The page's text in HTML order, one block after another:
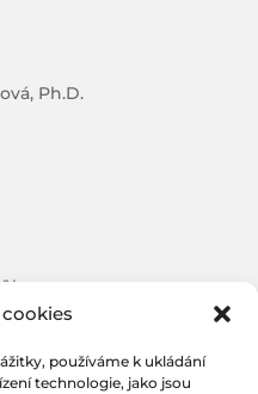
používáme k ukládání
technologie, jako jsou
Ph.D.